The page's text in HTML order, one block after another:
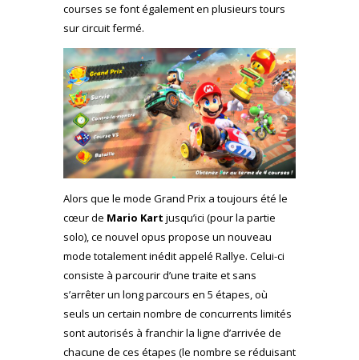
courses se font également en plusieurs tours
sur circuit fermé.
Alors que le mode Grand Prix a toujours été le
cœur de Mario Kart jusqu’ici (pour la partie
solo), ce nouvel opus propose un nouveau
mode totalement inédit appelé Rallye. Celui-ci
consiste à parcourir d’une traite et sans
s’arrêter un long parcours en 5 étapes, où
seuls un certain nombre de concurrents limités
sont autorisés à franchir la ligne d’arrivée de
chacune de ces étapes (le nombre se réduisant